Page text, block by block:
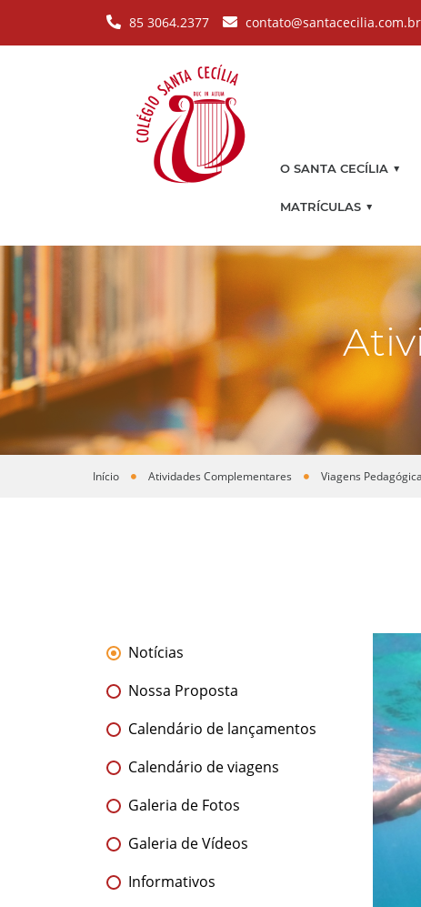
85 3064.2377 contato@santacecilia.com.br
O SANTA CECÍLIA ▼
MATRÍCULAS ▼
Você está aqui
Início Atividades Complementares Viagens
Notícias
Nossa Proposta
Calendário de lançamentos
Calendário de viagens
Galeria de Fotos
Galeria de Vídeos
Informativos